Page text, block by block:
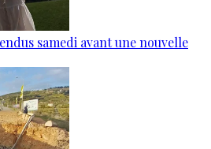
samedi avant une nouvelle